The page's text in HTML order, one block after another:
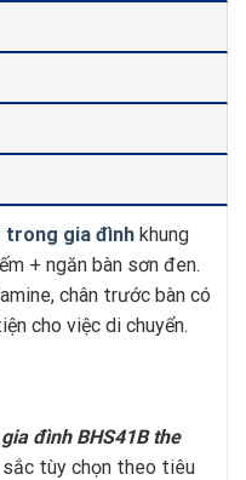
trong gia đình khung
+ ngăn bàn sơn đen.
chân trước bàn có
cho việc di chuyển.
đình BHS41Bthe
tùy chọn theo tiêu